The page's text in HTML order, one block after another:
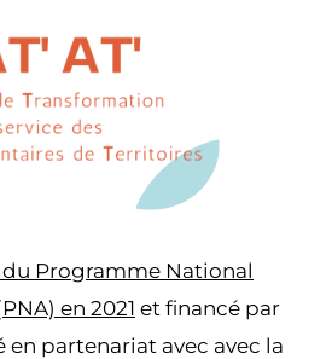
Programme National
en 2021 et financé par
en partenariat avec avec la